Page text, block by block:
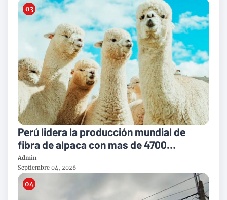
Perú lidera la producción mundial de
fibra de alpaca con mas de 4700
toneladas al año
Admin
Septiembre 04, 2026